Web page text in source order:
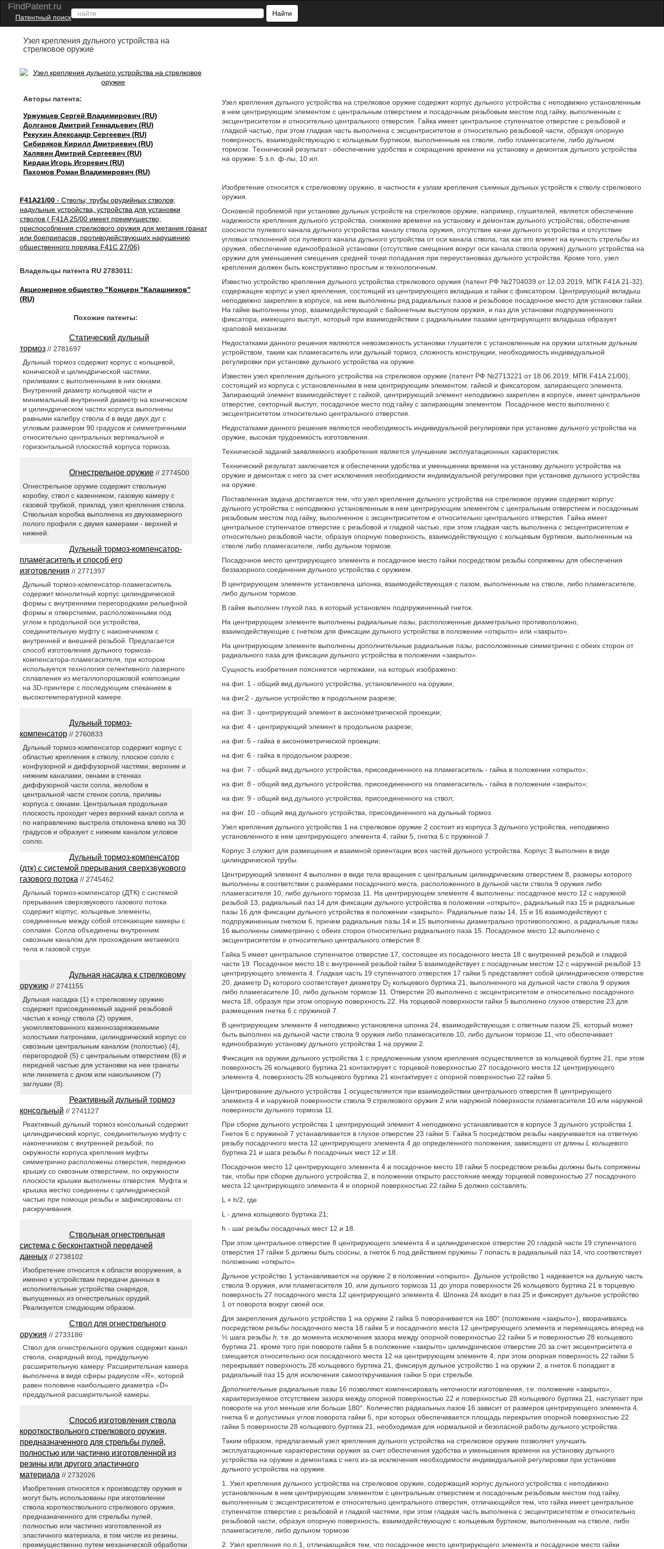
FindPatent.ru
Патентный поиск
Найти
Узел крепления дульного устройства на
стрелковое оружие
Авторы патента:
Уржумцев Сергей Владимирович (RU)
Долганов Дмитрий Геннадьевич (RU)
Рекухин Александр Сергеевич (RU)
Сибиряков Кирилл Дмитриевич (RU)
Халявин Дмитрий Сергеевич (RU)
Кирдан Игорь Игоревич (RU)
Пахомов Роман Владимирович (RU)
F41A21/00- Стволы; трубы орудийных стволов;
надульные устройства, устройства для установки
стволов ( F41A 25/00 имеет преимущество;
приспособления стрелкового оружия для метания гранат
или боеприпасов, противодействующих нарушению
общественного порядка F41C 27/06)
Владельцы патента RU 2783011:
Акционерное общество "Концерн "Калашников"
(RU)
Узел крепления дульного устройства на стрелковое оружие содержит корпус дульного устройства с неподвижно установленным
в нем центрирующим элементом с центральным отверстием и посадочным резьбовым местом под гайку, выполненным с
эксцентриситетоме относительно центрального отверстия. Гайка имеет центральное ступенчатое отверстие с резьбовой и
гладкой частью, при этом гладкая часть выполнена с эксцентриситетоме относительно резьбовой части, образуя опорную
поверхность, взаимодействующую с кольцевым буртиком, выполненным на стволе, либо пламегасителе, либо дульном
тормозе. Технический результат - обеспечение удобства и сокращение времени на установку и демонтаж дульного устройства
на оружие. 5 з.п. ф-лы, 10 ил.
Изобретение относится к стрелковому оружию, в частности к узлам крепления съемных дульных устройств к стволу стрелкового
оружия.
Основной проблемой при установке дульных устройств на стрелковое оружие, например, глушителей, является обеспечение
надежности крепления дульного устройства, снижение времени на установку и демонтаж дульного устройства, обеспечение
соосности пулевого канала дульного устройства каналу ствола оружия, отсутствие качки дульного устройства и отсутствие
угловых отклонений оси пулевого канала дульного устройства от оси канала ствола, так как это влияет на кучность стрельбы из
оружия, обеспечение единообразной установки (отсутствие смещения вокруг оси канала ствола оружия) дульного устройства на
оружии для уменьшения смещения средней точки попадания при переустановках дульного устройства. Кроме того, узел
крепления должен быть конструктивно простым и технологичным.
Известно устройство крепления дульного устройства стрелкового оружия (патент РФ №2704039 от 12.03.2019, МПК F41A 21-32),
содержащее корпус и узел крепления, состоящий из центрирующего вкладыша и гайки с фиксатором. Центрирующий вкладыш
неподвижно закреплен в корпусе, на нем выполнены ряд радиальных пазов и резьбовое посадочное место для установки гайки.
На гайке выполнены упор, взаимодействующий с байонетным выступом оружия, и паз для установки подпружиненного
фиксатора, имеющего выступ, который при взаимодействии с радиальными пазами центрирующего вкладыша образует
храповой механизм.
Недостатками данного решения являются невозможность установки глушителя с установленным на оружии штатным дульным
устройством, таким как пламегаситель или дульный тормоз, сложность конструкции, необходимость индивидуальной
регулировки при установке дульного устройства на оружие.
Известен узел крепления дульного устройства на стрелковое оружие (патент РФ №2713221 от 18.06.2019, МПК F41A 21/00),
состоящий из корпуса с установленными в нем центрирующим элементом, гайкой и фиксатором, запирающего элемента.
Запирающий элемент взаимодействует с гайкой, центрирующий элемент неподвижно закреплен в корпусе, имеет центральное
отверстие, секторный выступ, посадочное место под гайку с запирающим элементом. Посадочное место выполнено с
эксцентриситетом относительно центрального отверстия.
Недостатками данного решения являются необходимость индивидуальной регулировки при установке дульного устройства на
оружие, высокая трудоемкость изготовления.
Технической задачей заявляемого изобретения является улучшение эксплуатационных характеристик.
Технический результат заключается в обеспечении удобства и уменьшении времени на установку дульного устройства на
оружие и демонтаж с него за счет исключения необходимости индивидуальной регулировки при установке дульного устройства
на оружие.
Поставленная задача достигается тем, что узел крепления дульного устройства на стрелковое оружие содержит корпус
дульного устройства с неподвижно установленным в нем центрирующим элементом с центральным отверстием и посадочным
резьбовым местом под гайку, выполненное с эксцентриситетоме относительно центрального отверстия. Гайка имеет
центральное ступенчатое отверстие с резьбовой и гладкой частью, при этом гладкая часть выполнена с эксцентриситетоме
относительно резьбовой части, образуя опорную поверхность, взаимодействующую с кольцевым буртиком, выполненным на
стволе либо пламегасителе, либо дульном тормозе.
Посадочное место центрирующего элемента и посадочное место гайки посредством резьбы сопряжены для обеспечения
беззазорного соединения дульного устройства с оружием.
В центрирующем элементе установлена шпонка, взаимодействующая с пазом, выполненным на стволе, либо пламегасителе,
либо дульном тормозе.
В гайке выполнен глухой паз, в который установлен подпружиненный гнеток.
На центрирующем элементе выполнены радиальные пазы, расположенные диаметрально противоположно,
взаимодействующие с гнетком для фиксации дульного устройства в положении «открыто» или «закрыто».
На центрирующем элементе выполнены дополнительные радиальные пазы, расположенные симметрично с обеих сторон от
радиального паза для фиксации дульного устройства в положении «закрыто».
Сущность изобретения поясняется чертежами, на которых изображено:
на фиг. 1 - общий вид дульного устройства, установленного на оружии;
на фиг.2 - дульное устройство в продольном разрезе;
на фиг. 3 - центрирующий элемент в аксонометрической проекции;
на фиг. 4 - центрирующий элемент в продольном разрезе;
на фиг. 5 - гайка в аксонометрической проекции;
на фиг. 6 - гайка в продольном разрезе;
на фиг. 7 - общий вид дульного устройства, присоединенного на пламегаситель - гайка в положении «открыто»;
на фиг. 8 - общий вид дульного устройства, присоединенного на пламегаситель - гайка в положении «закрыто»;
на фиг. 9 - общий вид дульного устройства, присоединенного на ствол;
на фиг. 10 - общий вид дульного устройства, присоединенного на дульный тормоз.
Узел крепления дульного устройства 1 на стрелковое оружие 2 состоит из корпуса 3 дульного устройства, неподвижно
установленного в нем центрирующего элемента 4, гайки 5, гнетка 6 с пружиной 7.
Корпус 3 служит для размещения и взаимной ориентации всех частей дульного устройства. Корпус 3 выполнен в виде
цилиндрической трубы.
Центрирующий элемент 4 выполнен в виде тела вращения с центральным цилиндрическим отверстием 8, размеры которого
выполнены в соответствии с размерами посадочного места, расположенного в дульной части ствола 9 оружия либо
пламегасителя 10, либо дульного тормоза 11. На центрирующем элементе 4 выполнены: посадочное место 12 с наружной
резьбой 13, радиальный паз 14 для фиксации дульного устройства в положении «открыто», радиальный паз 15 и радиальные
пазы 16 для фиксации дульного устройства в положении «закрыто». Радиальные пазы 14, 15 и 16 взаимодействуют с
подпружиненным гнетком 6, причем радиальные пазы 14 и 15 выполнены диаметрально противоположно, а радиальные пазы
16 выполнены симметрично с обеих сторон относительно радиального паза 15. Посадочное место 12 выполнено с
эксцентриситетоме относительно центрального отверстия 8.
Гайка 5 имеет центральное ступенчатое отверстие 17, состоящее из посадочного места 18 с внутренней резьбой и гладкой
части 19. Посадочное место 18 с внутренней резьбой гайки 5 взаимодействует с посадочным местом 12 с наружной резьбой 13
центрирующего элемента 4. Гладкая часть 19 ступенчатого отверстия 17 гайки 5 представляет собой цилиндрическое отверстие
20, диаметр D1 которого соответствует диаметру D2 кольцевого буртика 21, выполненного на дульной части ствола 9 оружия
либо пламегасителе 10, либо дульном тормозе 11. Отверстие 20 выполнено с эксцентриситетоме относительно посадочного
места 18, образуя при этом опорную поверхность 22. На торцевой поверхности гайки 5 выполнено глухое отверстие 23 для
размещения гнетка 6 с пружиной 7.
В центрирующем элементе 4 неподвижно установлена шпонка 24, взаимодействующая с ответным пазом 25, который может
быть выполнен на дульной части ствола 9 оружия либо пламегасителе 10, либо дульном тормозе 11, что обеспечивает
единообразную установку дульного устройства 1 на оружии 2.
Фиксация на оружии дульного устройства 1 с предложенным узлом крепления осуществляется за кольцевой буртик 21, при этом
поверхность 26 кольцевого буртика 21 контактирует с торцевой поверхностью 27 посадочного места 12 центрирующего
элемента 4, поверхность 28 кольцевого буртика 21 контактирует с опорной поверхностью 22 гайки 5.
Центрирование дульного устройства 1 осуществляется при взаимодействии центрального отверстия 8 центрирующего
элемента 4 и наружной поверхности ствола 9 стрелкового оружия 2 или наружной поверхности пламегасителя 10 или наружной
поверхности дульного тормоза 11.
При сборке дульного устройства 1 центрирующий элемент 4 неподвижно устанавливается в корпусе 3 дульного устройства 1.
Гнеток 6 с пружиной 7 устанавливается в глухое отверстие 23 гайки 5. Гайка 5 посредством резьбы накручивается на ответную
резьбу посадочного места 12 центрирующего элемента 4 до определенного положения, зависящего от длиныL кольцевого
буртика 21 и шага резьбыh посадочных мест 12 и 18.
Посадочное место 12 центрирующего элемента 4 и посадочное место 18 гайки 5 посредством резьбы должны быть сопряжены
так, чтобы при сборке дульного устройства 2, в положении открыто расстояние между торцевой поверхностью 27 посадочного
места 12 центрирующего элемента 4 и опорной поверхностью 22 гайки 5 должно составлять:
L + h/2, где
L - длина кольцевого буртика 21;
h - шаг резьбы посадочных мест 12 и 18.
При этом центральное отверстие 8 центрирующего элемента 4 и цилиндрическое отверстие 20 гладкой части 19 ступенчатого
отверстия 17 гайки 5 должны быть соосны, а гнеток 6 под действием пружины 7 попасть в радиальный паз 14, что соответствует
положению «открыто».
Дульное устройство 1 устанавливается на оружие 2 в положении «открыто». Дульное устройство 1 надевается на дульную часть
ствола 9 оружия, или пламегасителя 10, или дульного тормоза 11 до упора поверхности 26 кольцевого буртика 21 в торцевую
поверхность 27 посадочного места 12 центрирующего элемента 4. Шпонка 24 входит в паз 25 и фиксирует дульное устройство
1 от поворота вокруг своей оси.
Для закрепления дульного устройства 1 на оружии 2 гайка 5 поворачивается на 180° (положение «закрыто»), вворачиваясь
посредством резьбы посадочного места 18 гайки 5 и посадочного места 12 центрирующего элемента и перемещаясь вперед на
½ шага резьбыh, т.е. до момента исключения зазора между опорной поверхностью 22 гайки 5 и поверхностью 28 кольцевого
буртика 21, кроме того при повороте гайки 5 в положение «закрыто» цилиндрическое отверстие 20 за счет эксцентриситетае
смещается относительно оси посадочного места 12 на центрирующем элементе 4, при этом опорная поверхность 22 гайки 5
перекрывает поверхность 28 кольцевого буртика 21, фиксируя дульное устройство 1 на оружии 2, а гнеток 6 попадает в
радиальный паз 15 для исключения самооткручивания гайки 5 при стрельбе.
Дополнительные радиальные пазы 16 позволяют компенсировать неточности изготовления, т.е. положение «закрыто»,
характеризуемое отсутствием зазора между опорной поверхностью 22 и поверхностью 28 кольцевого буртика 21, наступает при
повороте на угол меньше или больше 180°. Количество радиальных пазов 16 зависит от размеров центрирующего элемента 4,
гнетка 6 и допустимых углов поворота гайки 5, при которых обеспечивается площадь перекрытия опорной поверхностью 22
гайки 5 поверхности 28 кольцевого буртика 21, необходимая для нормальной и безопасной работы дульного устройства.
Таким образом, предлагаемый узел крепления дульного устройства на стрелковое оружие позволяет улучшить
эксплуатационные характеристики оружия за счет обеспечения удобства и уменьшения времени на установку дульного
устройства на оружие и демонтажа с него из-за исключения необходимости индивидуальной регулировки при установке
дульного устройства на оружие.
1. Узел крепления дульного устройства на стрелковое оружие, содержащий корпус дульного устройства с неподвижно
установленным в нем центрирующим элементом с центральным отверстием и посадочным резьбовым местом под гайку,
выполненным с эксцентриситетоме относительно центрального отверстия, отличающийся тем, что гайка имеет центральное
ступенчатое отверстие с резьбовой и гладкой частями, при этом гладкая часть выполнена с эксцентриситетоме относительно
резьбовой части, образуя опорную поверхность, взаимодействующую с кольцевым буртиком, выполненным на стволе, либо
пламегасителе, либо дульном тормозе.
2. Узел крепления по п.1, отличающийся тем, что посадочное место центрирующего элемента и посадочное место гайки
Похожие патенты:
Статический дульный
тормоз// 2781697
Дульный тормоз содержит корпус с кольцевой,
конической и цилиндрической частями,
приливами с выполненными в них окнами.
Внутренний диаметр кольцевой части и
минимальный внутренний диаметр на коническом
и цилиндрическом частях корпуса выполнены
равными калибру ствола d в виде двух дуг с
угловым размером 90 градусов и симметричными
относительно центральных вертикальной и
горизонтальной плоскостей корпуса тормоза.
Огнестрельное оружие// 2774500
Огнестрельное оружие содержит ствольную
коробку, ствол с казенником, газовую камеру с
газовой трубкой, приклад, узел крепления ствола.
Ствольная коробка выполнена из двухкамерного
полого профиля с двумя камерами - верхней и
нижней.
Дульный тормоз-компенсатор-
пламегаситель и способ его
изготовления // 2771397
Дульный тормоз-компенсатор-пламегаситель
содержит монолитный корпус цилиндрической
формы с внутренними перегородками рельефной
формы и отверстиями, расположенными под
углом к продольной оси устройства,
соединительную муфту с наконечником с
внутренней и внешней резьбой. Предлагается
способ изготовления дульного тормоза-
компенсатора-пламегасителя, при котором
используется технология селективного лазерного
сплавления из металлопорошковой композиции
на 3D-принтере с последующим спеканием в
высокотемпературной камере.
Дульный тормоз-
компенсатор// 2760833
Дульный тормоз-компенсатор содержит корпус с
областью крепления к стволу, плоское сопло с
конфузорной и диффузорной частями, верхним и
нижним каналами, окнами в стенках
диффузорной части сопла, желобом в
центральной части стенок сопла, приливы
корпуса с окнами. Центральная продольная
плоскость проходит через верхний канал сопла и
по направлению выстрела отклонена влево на 30
градусов и образует с нижним каналом угловое
сопло.
Дульный тормоз-компенсатор
(дтк) с системой прерывания сверхзвукового
газового потока // 2745462
Дульный тормоз-компенсатор (ДТК) с системой
прерывания сверхзвукового газового потока
содержит корпус, кольцевые элементы,
соединенные между собой отсекающие камеры с
соплами. Сопла объединены внутренним
сквозным каналом для прохождения метаемого
тела и газовой струи.
Дульная насадка к стрелковому
оружию// 2741155
Дульная насадка (1) к стрелковому оружию
содержит присоединяемый задней резьбовой
частью к концу ствола (2) оружия,
укомплектованного казеннозаряжаемыми
холостыми патронами, цилиндрический корпус со
сквозным центральным каналом (полостью) (4),
перегородкой (5) с центральным отверстием (6) и
передней частью для установки на нее гранаты
или линемета с дном или накольником (7)
заглушки (8).
Реактивный дульный тормоз
консольный // 2741127
Реактивный дульный тормоз консольный содержит
цилиндрический корпус, соединительную муфту с
наконечником с внутренней резьбой, по
окружности корпуса крепления муфты
симметрично расположены отверстия, переднюю
крышку со сквозным отверстием, по окружности
плоскости крышки выполнены отверстия. Муфта и
крышка жестко соединены с цилиндрической
частью при помощи резьбы и зафиксированы от
раскручивания.
Ствольная огнестрельная
система с бесконтактной передачей
данных// 2738102
Изобретение относится к области вооружения, а
именно к устройствам передачи данных в
исполнительные устройства снарядов,
выпущенных из огнестрельных орудий.
Реализуется следующим образом.
Ствол для огнестрельного
оружия // 2733186
Ствол для огнестрельного оружия содержит канал
ствола, снарядный вход, преддульную
расширительную камеру. Расширительная камера
выполнена в виде сферы радиусом «R», которой
равен половине наибольшего диаметра «D»
преддульной расширительной камеры.
Способ изготовления ствола
короткоствольного стрелкового оружия,
предназначенного для стрельбы пулей,
полностью или частично изготовленной из
резины или другого эластичного
материала// 2732026
Изобретения относятся к производству оружия и
могут быть использованы при изготовлении
ствола короткоствольного стрелкового оружия,
предназначенного для стрельбы пулей,
полностью или частично изготовленной из
эластичного материала, в том числе из резины,
преимущественно путем механической обработки